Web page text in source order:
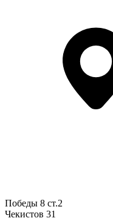
Победы 8 ст.2
Чекистов 31